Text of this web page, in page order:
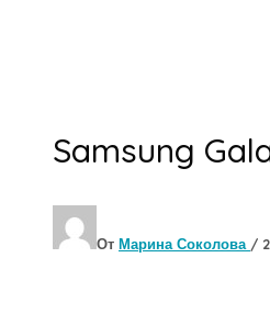
Samsung
От Марина Соколова /